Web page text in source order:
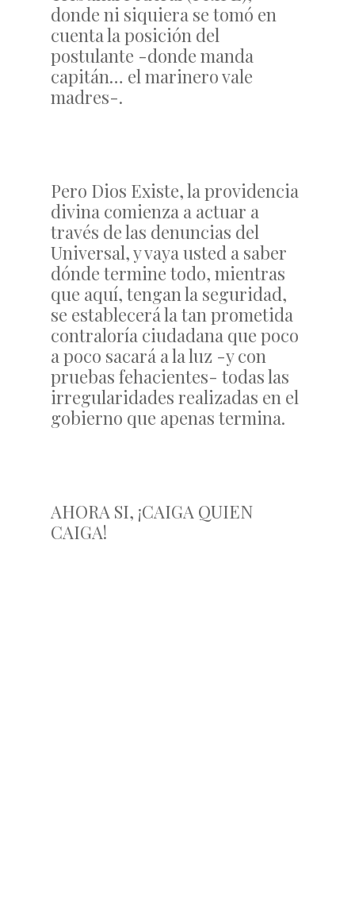
donde ni siquiera se tomó en
cuenta la posición del
postulante -donde manda
capitán… el marinero vale
madres-.
Pero Dios Existe, la providencia
divina comienza a actuar a
través de las denuncias del
Universal, y vaya usted a saber
dónde termine todo, mientras
que aquí, tengan la seguridad,
se establecerá la tan prometida
contraloría ciudadana que poco
a poco sacará a la luz -y con
pruebas fehacientes- todas las
irregularidades realizadas en el
gobierno que apenas termina.
AHORA SI, ¡CAIGA QUIEN
CAIGA!